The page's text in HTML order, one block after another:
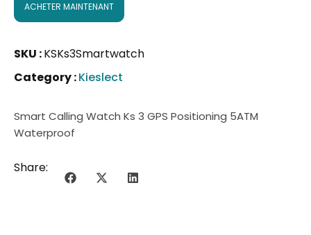
ACHETER MAINTENANT
SKU :KSKs3Smartwatch
Category :Kieslect
Smart Calling Watch Ks 3 GPS Positioning 5ATM
Waterproof
Share: